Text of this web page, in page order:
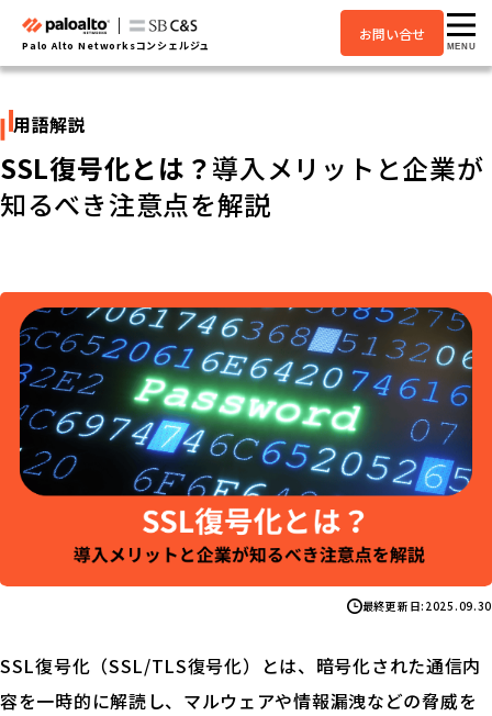
Palo Alto Networksコンシェルジュ
お問い合せ
MENU
用語解説
SSL復号化とは？導入メリットと企業が
知るべき注意点を解説
最終更新日: 2025.09.30
SSL復号化（SSL/TLS復号化）とは、暗号化された通信内
容を一時的に解読し、マルウェアや情報漏洩などの脅威を